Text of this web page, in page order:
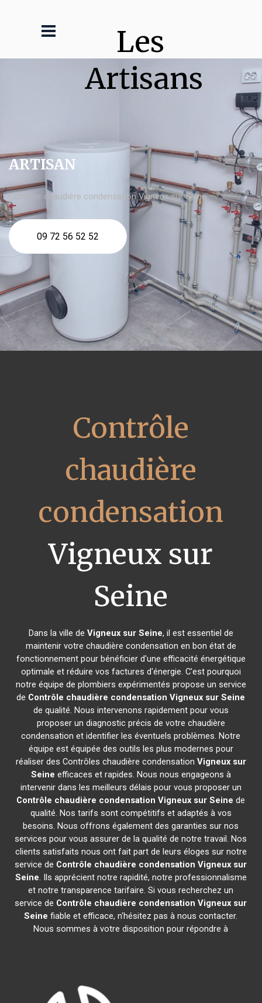
Les
Artisans
ARTISAN
Contrôle chaudière condensation Vigneux sur Seine
09 72 56 52 52
Contrôle
chaudière
condensation
Vigneux sur
Seine
Dans la ville de Vigneux sur Seine, il est essentiel de
maintenir votre chaudière condensation en bon état de
fonctionnement pour bénéficier d'une efficacité énergétique
optimale et réduire vos factures d'énergie. C'est pourquoi
notre équipe de plombiers expérimentés propose un service
de Contrôle chaudière condensation Vigneux sur Seine
de qualité. Nous intervenons rapidement pour vous
proposer un diagnostic précis de votre chaudière
condensation et identifier les éventuels problèmes. Notre
équipe est équipée des outils les plus modernes pour
réaliser des Contrôles chaudière condensation Vigneux sur
Seine efficaces et rapides. Nous nous engageons à
intervenir dans les meilleurs délais pour vous proposer un
Contrôle chaudière condensation Vigneux sur Seine de
qualité. Nos tarifs sont compétitifs et adaptés à vos
besoins. Nous offrons également des garanties sur nos
services pour vous assurer de la qualité de notre travail. Nos
clients satisfaits nous ont fait part de leurs éloges sur notre
service de Contrôle chaudière condensation Vigneux sur
Seine. Ils apprécient notre rapidité, notre professionnalisme
et notre transparence tarifaire. Si vous recherchez un
service de Contrôle chaudière condensation Vigneux sur
Seine fiable et efficace, n'hésitez pas à nous contacter.
Nous sommes à votre disposition pour répondre à